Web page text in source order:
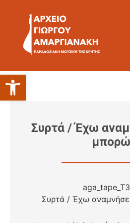
Ανοίξτε τη γραμμή εργαλείων
Συρτά / Έχω
μπορώ
Συρτά / Έχω